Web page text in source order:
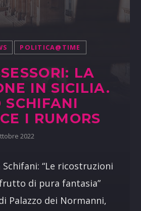
POLITICA@TIME
LA
IN SICILIA.
SCHIFANI
I RUMORS
2022
Schifani: “Le ricostruzioni
di pura fantasia”
Palazzo dei Normanni,